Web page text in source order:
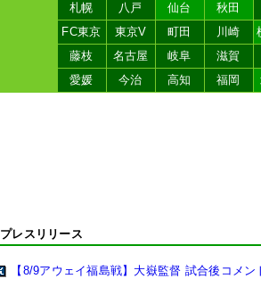
札幌 八戸 仙台 秋田
FC東京
東京V 町田 川崎
藤枝
名古屋 岐阜 滋賀
愛媛
今治 高知 福岡
プレスリリース
【8/9アウェイ福島戦】大嶽監督 試合後コメン